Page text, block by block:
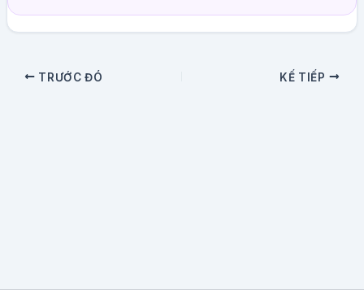
TRƯỚC ĐÓ KẾ TIẾP